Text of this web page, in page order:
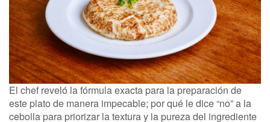
El chef reveló la fórmula exacta para la preparación de
este plato de manera impecable; por qué le dice “no” a la
cebolla para priorizar la textura y la pureza del ingrediente